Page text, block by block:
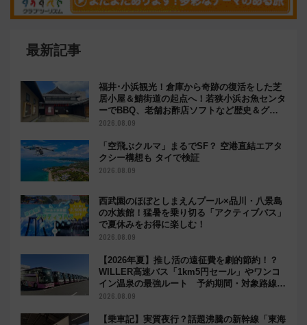
最新記事
福井･小浜観光！倉庫から奇跡の復活をした芝
居小屋＆鯖街道の起点へ！若狭小浜お魚センタ
ーでBBQ、老舗お酢店ソフトなど歴史＆グル
メ散歩
2026.08.09
「空飛ぶクルマ」まるでSF？ 空港直結エアタ
クシー構想も タイで検証
2026.08.09
西武園のほぼとしまえんプール×品川・八景島
の水族館！猛暑を乗り切る「アクティブパス」
で夏休みをお得に楽しむ！
2026.08.09
【2026年夏】推し活の遠征費を劇的節約！？
WILLER高速バス「1km5円セール」やワンコ
イン温泉の最強ルート 予約期間・対象路線ま
とめ
2026.08.09
【乗車記】実質夜行？話題沸騰の新幹線「東海